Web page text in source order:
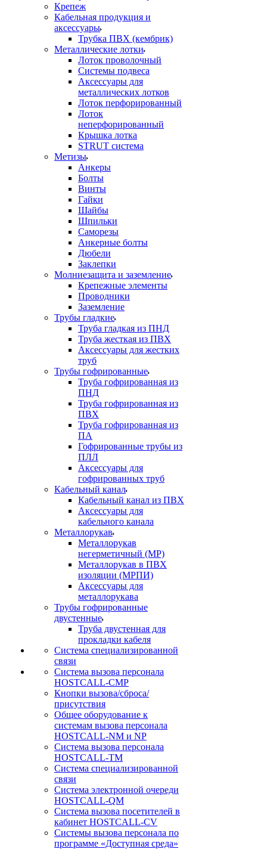
Крепеж
Кабельная продукция и
аксессуары
Трубка ПВХ (кембрик)
Металлические лотки
Лоток проволочный
Системы подвеса
Аксессуары для
металлических лотков
Лоток перфорированный
Лоток
неперфорированный
Крышка лотка
STRUT система
Метизы
Анкеры
Болты
Винты
Гайки
Шайбы
Шпильки
Саморезы
Анкерные болты
Дюбели
Заклепки
Молниезащита и заземление
Крепежные элементы
Проводники
Заземление
Трубы гладкие
Труба гладкая из ПНД
Труба жесткая из ПВХ
Аксессуары для жестких
труб
Трубы гофрированные
Труба гофрированная из
ПНД
Труба гофрированная из
ПВХ
Труба гофрированная из
ПА
Гофрированные трубы из
ПЛЛ
Аксессуары для
гофрированных труб
Кабельный канал
Кабельный канал из ПВХ
Аксессуары для
кабельного канала
Металлорукав
Металлорукав
негерметичный (МР)
Металлорукав в ПВХ
изоляции (МРПИ)
Аксессуары для
металлорукава
Трубы гофрированные
двустенные
Труба двустенная для
прокладки кабеля
Система специализированной
связи
Cистема вызова персонала
HOSTCALL-CMP
Кнопки вызова/сброса/
присутствия
Общее оборудование к
системам вызова персонала
HOSTCALL-NM и NP
Система вызова персонала
HOSTCALL-TM
Система специализированной
связи
Система электронной очереди
HOSTCALL-QM
Cистема вызова посетителей в
кабинет HOSTCALL-CV
Системы вызова персонала по
программе «Доступная среда»